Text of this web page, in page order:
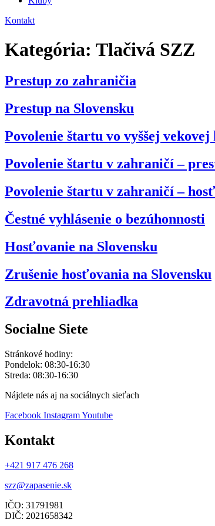
Kontakt
Kategória: Tlačivá SZZ
Prestup zo zahraničia
Prestup na Slovensku
Povolenie štartu vo vyššej
Povolenie štartu v zahraničí –
Povolenie štartu v zahraničí –
Čestné vyhlásenie o bezúhonnosti
Hosťovanie na Slovensku
Zrušenie hosťovania na Slovensku
Zdravotná prehliadka
Socialne Siete
Stránkové hodiny:
Pondelok: 08:30-16:30
Streda: 08:30-16:30
Nájdete nás aj na sociálnych sieťach
Facebook InstagramYoutube
Kontakt
+421 917 476 268
szz@zapasenie.sk
IČO: 31791981
DIČ: 2021658342